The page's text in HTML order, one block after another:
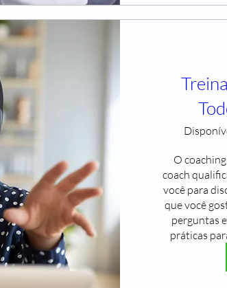
O
coach
você para
que você
perguntas
práticas